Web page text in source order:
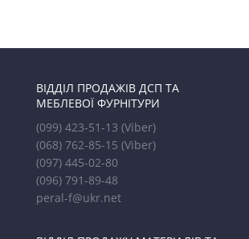
ВІДДІЛ ПРОДАЖІВ ДСП ТА
МЕБЛЕВОЇ ФУРНІТУРИ
(099) 423-51-13(Viber)
(068) 762-85-15(Viber)
(097) 445-02-80
(096) 791-89-48
peral-f@ukr.net